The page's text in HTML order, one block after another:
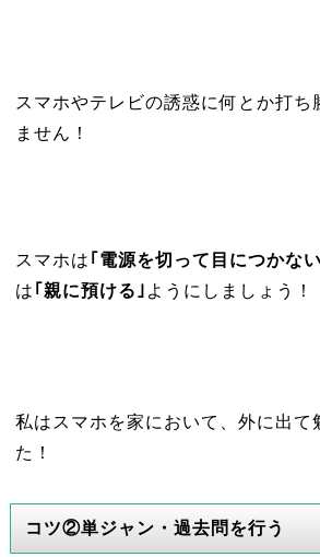
スマホやテレビの誘惑に何とか打ち
ません！
スマホは ｢電源を切って目につかな
は ｢親に預ける｣ ようにしましょう！
私はスマホを家において、外に出て
た！
コツ②単ジャン・過去問を行う